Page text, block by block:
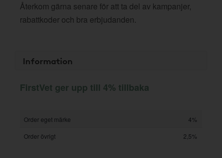
Återkom gärna senare för att ta del av kampanjer,
rabattkoder och bra erbjudanden.
Information
FirstVet ger upp till 4% tillbaka
Order eget märke
4%
Order övrigt
2,5%